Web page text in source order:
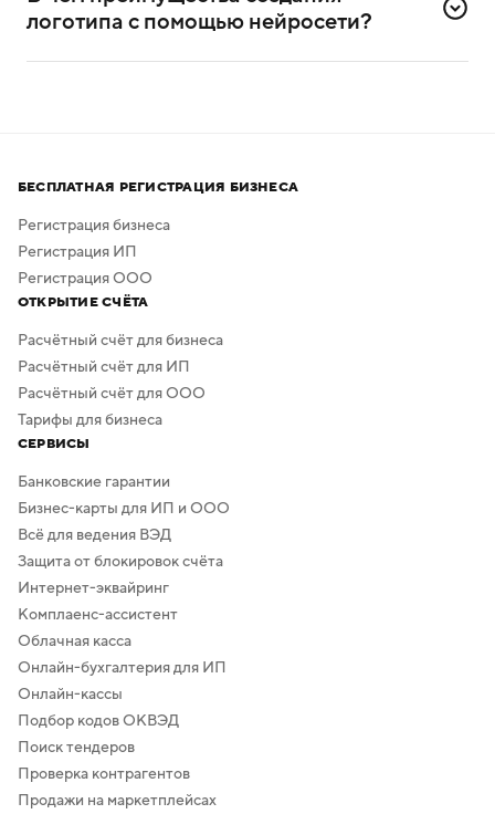
самостоятельного создания логотипов.
логотипа с помощью нейросети?
а скачать результат можно бесплатно в высоком
качестве. Дополнительная обработка не нужна —
в сервисе предусмотрено скачивание логотипа без
фона.
БЕСПЛАТНАЯ РЕГИСТРАЦИЯ БИЗНЕСА
Регистрация бизнеса
Регистрация ИП
Регистрация ООО
ОТКРЫТИЕ СЧЁТА
Расчётный счёт для бизнеса
Расчётный счёт для ИП
Расчётный счёт для ООО
Тарифы для бизнеса
СЕРВИСЫ
Банковские гарантии
Бизнес-карты для ИП и ООО
Всё для ведения ВЭД
Защита от блокировок счёта
Интернет-эквайринг
Комплаенс-ассистент
Облачная касса
Онлайн-бухгалтерия для ИП
Онлайн-кассы
Подбор кодов ОКВЭД
Поиск тендеров
Проверка контрагентов
Продажи на маркетплейсах